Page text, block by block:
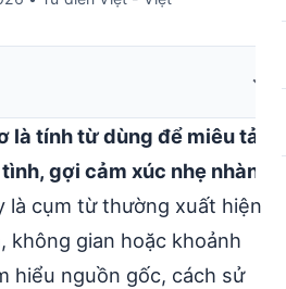
là tính từ dùng để miêu tả
gợi cảm xúc nhẹ nhàng
là cụm từ thường xuất hiện
không gian hoặc khoảnh
hiểu nguồn gốc, cách sử